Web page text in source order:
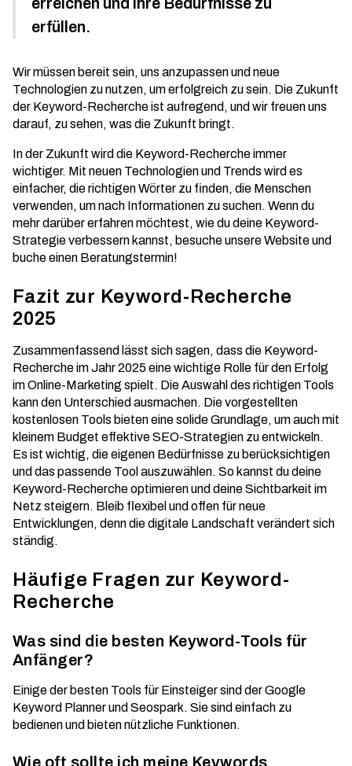
erfüllen.
Wir müssen bereit sein, uns anzupassen und neue
Technologien zu nutzen, um erfolgreich zu sein. Die Zukunft
der Keyword-Recherche ist aufregend, und wir freuen uns
darauf, zu sehen, was die Zukunft bringt.
In der Zukunft wird die Keyword-Recherche immer
wichtiger. Mit neuen Technologien und Trends wird es
einfacher, die richtigen Wörter zu finden, die Menschen
verwenden, um nach Informationen zu suchen. Wenn du
mehr darüber erfahren möchtest, wie du deine Keyword-
Strategie verbessern kannst, besuche unsere Website und
buche einen Beratungstermin!
Fazit zur Keyword-Recherche
2025
Zusammenfassend lässt sich sagen, dass die Keyword-
Recherche im Jahr 2025 eine wichtige Rolle für den Erfolg
im Online-Marketing spielt. Die Auswahl des richtigen Tools
kann den Unterschied ausmachen. Die vorgestellten
kostenlosen Tools bieten eine solide Grundlage, um auch mit
kleinem Budget effektive SEO-Strategien zu entwickeln.
Es ist wichtig, die eigenen Bedürfnisse zu berücksichtigen
und das passende Tool auszuwählen. So kannst du deine
Keyword-Recherche optimieren und deine Sichtbarkeit im
Netz steigern. Bleib flexibel und offen für neue
Entwicklungen, denn die digitale Landschaft verändert sich
ständig.
Häufige Fragen zur Keyword-
Recherche
Was sind die besten Keyword-Tools für
Anfänger?
Einige der besten Tools für Einsteiger sind der Google
Keyword Planner und Seospark. Sie sind einfach zu
bedienen und bieten nützliche Funktionen.
Wie oft sollte ich meine Keywords